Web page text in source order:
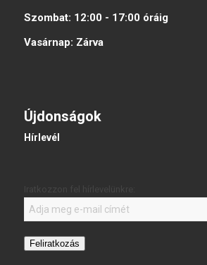
Szombat: 12:00 - 17:00 óráig
Vasárnap: Zárva
Újdonságok
Hírlevél
Feliratkozás